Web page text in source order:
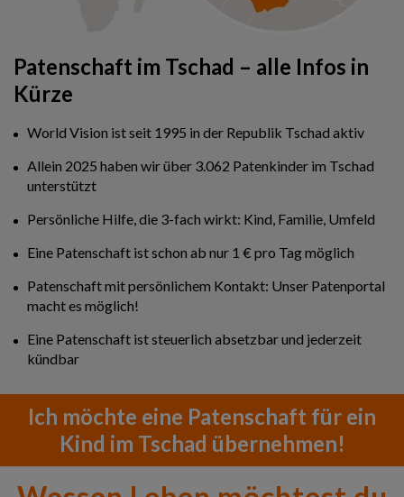
Patenschaft im Tschad – alle Infos in
Kürze
World Vision ist seit 1995 in der Republik Tschad aktiv
Allein 2025 haben wir über 3.062 Patenkinder im Tschad
unterstützt
Persönliche Hilfe, die 3-fach wirkt: Kind, Familie, Umfeld
Eine Patenschaft ist schon ab nur 1 € pro Tag möglich
Patenschaft mit persönlichem Kontakt: Unser Patenportal
macht es möglich!
Eine Patenschaft ist steuerlich absetzbar und jederzeit
kündbar
Ich möchte eine Patenschaft für ein
Kind im Tschad übernehmen!